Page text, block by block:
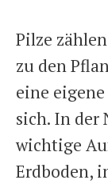
Pilze
zu den
eine
sich. In der
wichtige
Erdboden,